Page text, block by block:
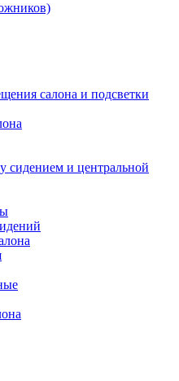
салона и подсветки
сидением и центральной